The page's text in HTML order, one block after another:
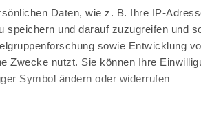
Daten, wie z. B. Ihre IP-
und darauf zuzugreifen und
sowie Entwicklung
Zwecke nutzt. Sie können Ihre
Symbol ändern oder widerrufen